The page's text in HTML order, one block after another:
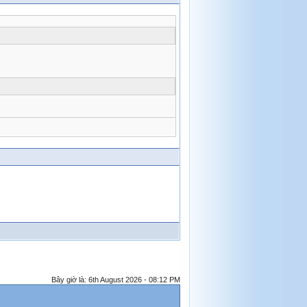
Bây giờ là: 6th August 2026 - 08:12 PM